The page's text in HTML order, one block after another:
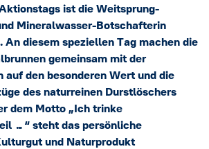
Fakten
ist die Weitsprung-
Mineralwasser-Botschafterin
An diesem speziellen Tag machen die
gemeinsam mit der
den besonderen Wert und die
des naturreinen Durstlöschers
dem Motto „Ich trinke
…“ steht das persönliche
und Naturprodukt